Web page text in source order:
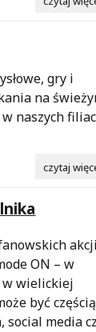
gry i
na
naszych
czytaj
ON – w
w wielickiej
być częścią
social media